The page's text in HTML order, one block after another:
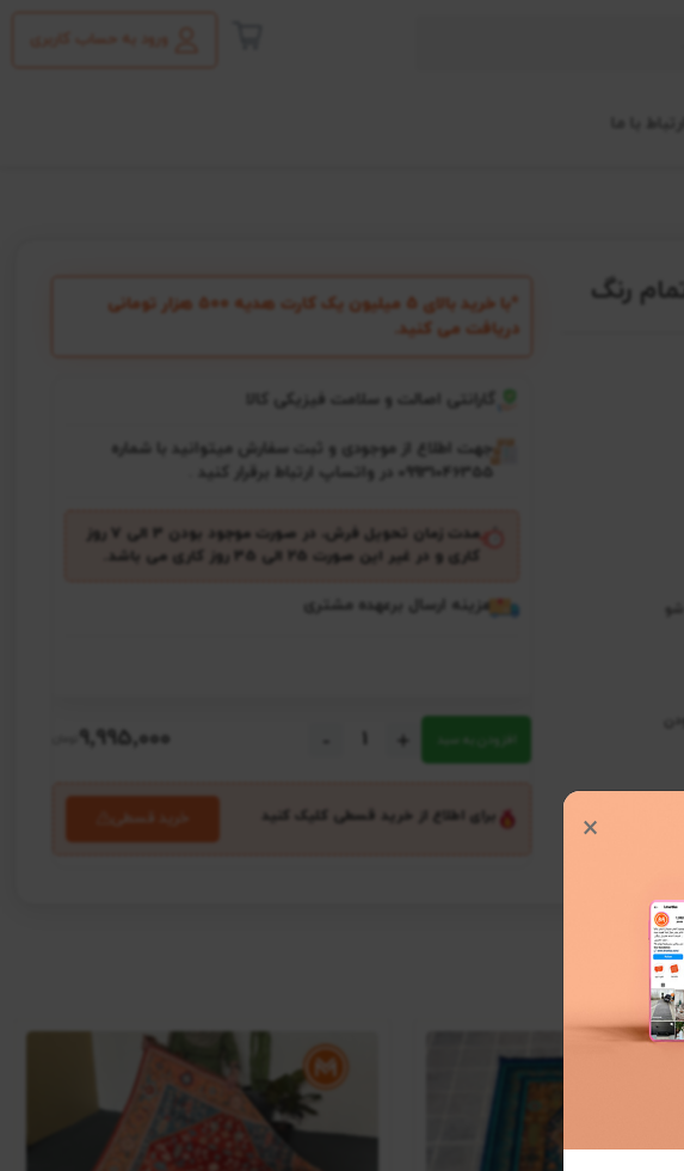
ورود به حساب کاربری
ارتباط با ما
*با خرید بالای 5 میلیون یک کارت هدیه ۵۰۰ هزار تومانی
دریافت می کنید.
گارانتی اصالت و سلامت فیزیکی کالا
جهت اطلاع از موجودی و ثبت سفارش میتوانید با شماره
09931046355 در واتساپ ارتباط برقرار کنید .
مدت زمان تحویل فرش، در صورت موجود بودن 3 الی 7 روز
کاری و در غیر این صورت ۲5 الی 35 روز کاری می باشد.
هزینه ارسال برعهده مشتری
+ 9٬995٬000
برای اطلاع از خرید قسطی کلیک کنید خرید قسطی ×